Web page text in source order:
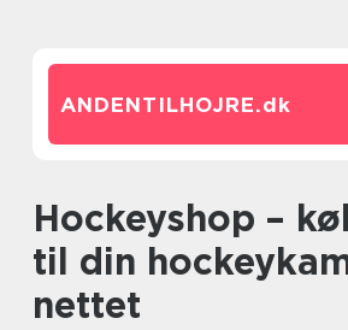
ANDENTILHOJRE.dk
Hockeyshop – køb udstyr
til din
nettet